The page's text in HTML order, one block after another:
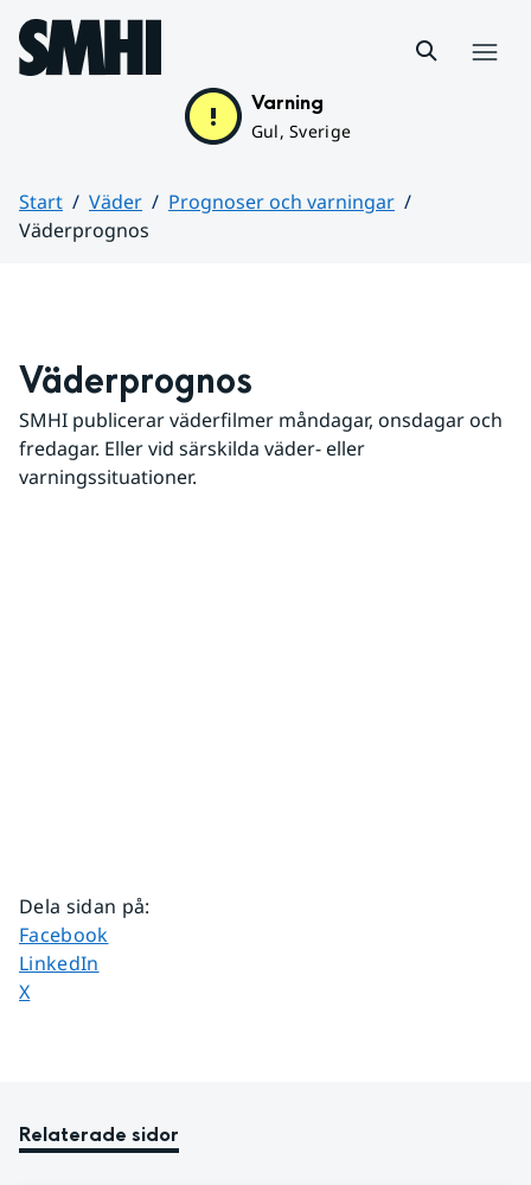
Hoppa till sidans innehåll
Varning
Gul, Sverige
Start Väder
Prognoser och varningar
Väderprognos
Väderprognos
SMHI publicerar väderfilmer måndagar, onsdagar och
fredagar. Eller vid särskilda väder- eller
varningssituationer.
Dela sidan på:
Dela sidan på
Facebook
Dela sidan på
LinkedIn
Dela sidan på
X
Relaterade sidor